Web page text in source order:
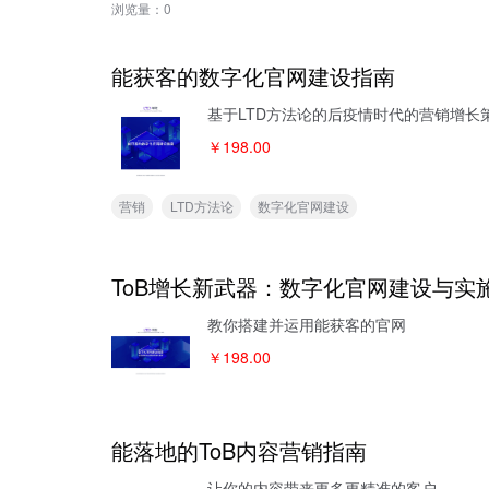
浏览量： 0
能获客的数字化官网建设指南
基于LTD方法论的后疫情时代的营销增长
￥198.00
营销 LTD方法论 数字化官网建设
ToB增长新武器：数字化官网建设与实
教你搭建并运用能获客的官网
￥198.00
能落地的ToB内容营销指南